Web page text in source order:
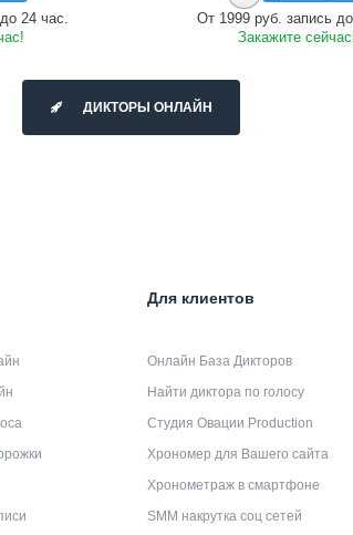
24 час.
От 1999 руб. запись
Закажите
ДИКТОРЫ ОНЛАЙН
Для клиентов
Онлайн База Дикторов
Найти диктора по голосу
Студия Овации Production
Хрономер для Вашего сайта
Хронометраж в смартфоне
SMM накрутка соц сетей